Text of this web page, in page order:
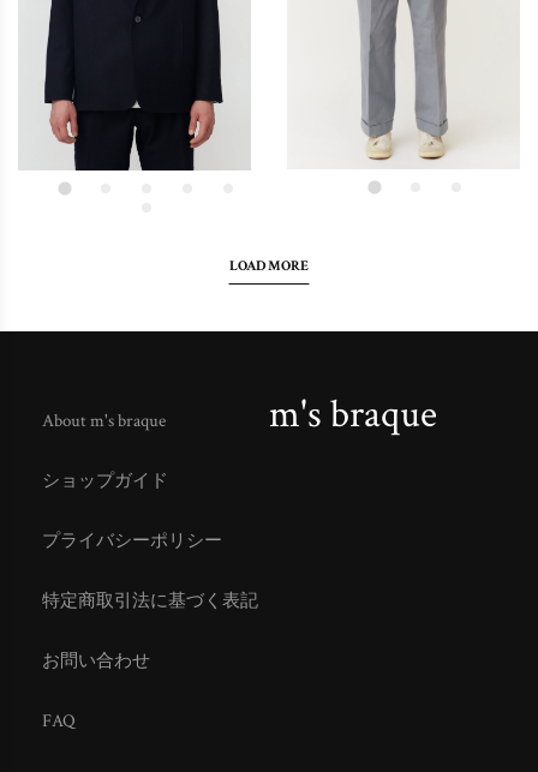
LOAD MORE
About m's braque
ショップガイド
プライバシーポリシー
特定商取引法に基づく表記
お問い合わせ
FAQ
m's braque